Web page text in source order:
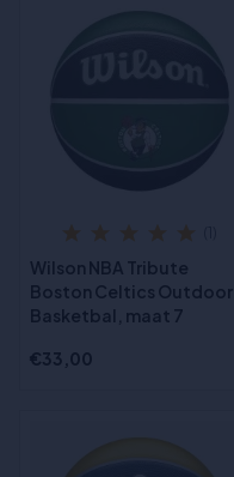
Wilson NBA Tribute
Boston Celtics Outdoor
Basketbal, maat 7
€33,00